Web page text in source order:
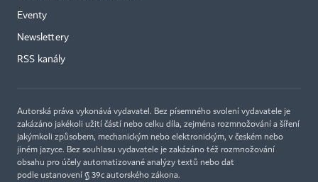
Eventy
Newslettery
RSS kanály
Autorská práva vykonává vydavatel. Bez písemného svolení vydavatele je
zakázáno jakékoli užití částí nebo celku díla, zejména rozmnožování a šíření
jakýmkoli způsobem, mechanickým nebo elektronickým, v českém nebo
jiném jazyce. Bez souhlasu vydavatele je zakázáno též rozmnožování
obsahu pro účely automatizované analýzy textů nebo dat
podle ustanovení § 39c autorského zákona.